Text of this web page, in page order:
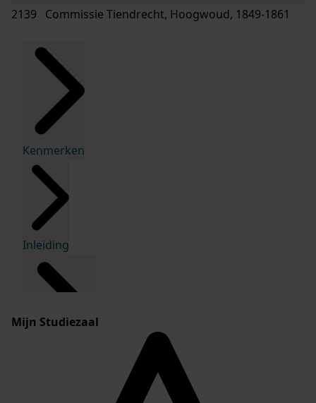
2139 Commissie Tiendrecht, Hoogwoud, 1849-1861
Kenmerken
Inleiding
Mijn Studiezaal